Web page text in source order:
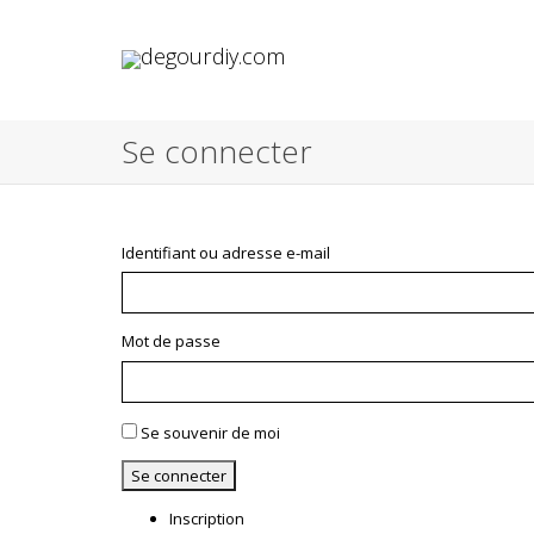
Se connecter
Identifiant ou adresse e-mail
Mot de passe
Se souvenir de moi
Se connecter
Inscription